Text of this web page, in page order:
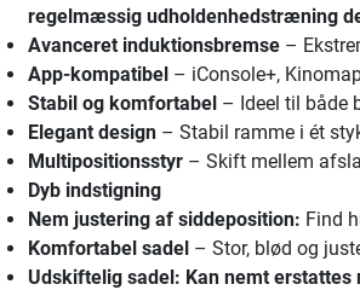
regelmæssig udholdenhedstræning
Avanceret induktionsbremse–
App-kompatibel– iConsole+,
Stabil og komfortabel– Ideel til både
Elegant design– Stabil ramme i ét
Multipositionsstyr– Skift mellem
Dyb indstigning
Nem justering af siddeposition: Find
Komfortabel sadel– Stor, blød og
Udskiftelig sadel: Kan nemt